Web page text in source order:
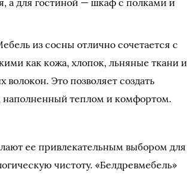
а для гостиной — шкаф с полками и
из сосны отлично сочетается с
как кожа, хлопок, льняные ткани и
Это позволяет создать
теплом и комфортом.
ее привлекательным выбором для
чистоту. «Белдревмебель»